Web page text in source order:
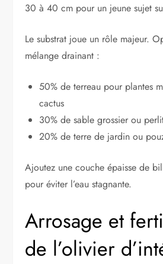
30 à 40 cm pour un jeune sujet
Le substrat joue un rôle majeur.
mélange drainant :
50% de terreau pour plantes
cactus
30% de sable grossier ou
20% de terre de jardin ou
Ajoutez une couche épaisse de
pour éviter l’eau stagnante.
Arrosage et
de l’olivier